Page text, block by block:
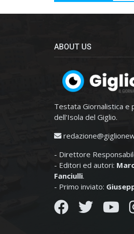
ABOUT US
Testata Giornalistica
dell'Isola del Giglio.
- Direttore
- Editori ed autori:
Fanciulli.
- Primo inviato: